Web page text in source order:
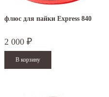
флюс для пайки Express 840
2 000 ₽